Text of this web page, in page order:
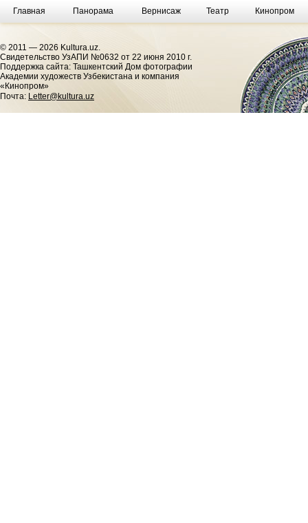
Главная Панорама Вернисаж Театр Кинопром
© 2011 — 2026 Kultura.uz.
Cвидетельство УзАПИ №0632 от 22 июня 2010 г.
Поддержка сайта: Ташкентский Дом фотографии
Академии художеств Узбекистана и компания
«Кинопром»
Почта: Letter@kultura.uz